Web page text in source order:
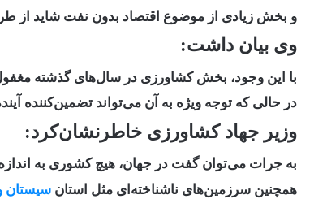
و بخش زیادی از موضوع اقتصاد بدون نفت شاید از
وی بیان داشت:
با این وجود، بخش کشاورزی در سال‌های گذشته
در حالی که توجه ویژه به آن می‌تواند تضمین‌کننده
وزیر جهاد کشاورزی خاطرنشان‌کرد:
به جرات می‌توان گفت در جهان، هیچ کشوری به اندازه
همچنین سرزمین‌های ناشناخته‌ای مثل استان سیستان